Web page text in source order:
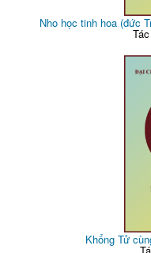
Nho học tinh hoa (đức
Khổng Tử